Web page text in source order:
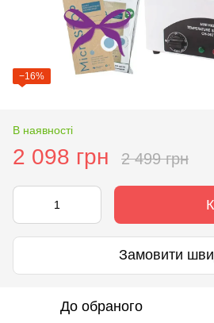
−16%
В наявності
2 098 грн 2 499 грн
Замовити
До обраного